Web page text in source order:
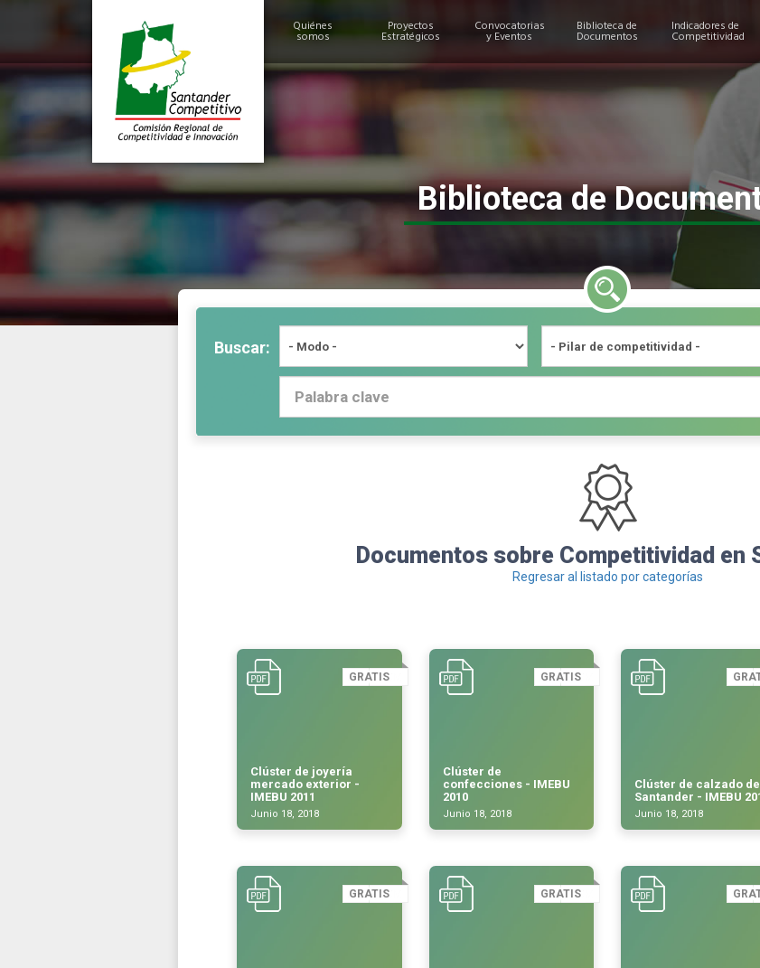
Quiénes
somos
Miembros
Estructura
Proyectos
Estratégicos
Convocatorias
y Eventos
Biblioteca de
Documentos
Indicadores de
Competitividad
Biblioteca de
Buscar:
Documentos sobre Competitividad en
Regresar al listado por categorías
GRATIS
Clúster de joyería
mercado exterior -
IMEBU 2011
Junio 18, 2018
GRATIS
Clúster de
confecciones - IMEBU
2010
Junio 18, 2018
Clúster de calzado de
Santander - IMEBU
Junio 18, 2018
GRATIS GRATIS